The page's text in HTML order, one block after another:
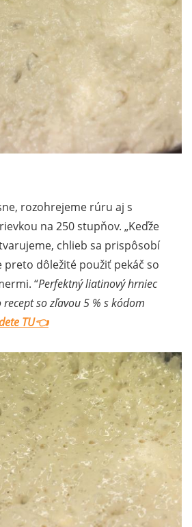
rozohrejeme rúru aj s
na 250 stupňov. Keďže
chlieb sa prispôsobí
preto dôležité použiť pekáč so
Perfektný liatinový hrniec
so zľavou 5 % s kódom
TU👈